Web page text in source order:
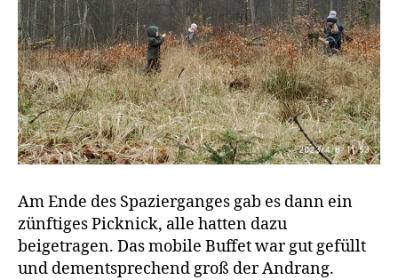
Am Ende des Spazierganges gab es dann ein
zünftiges Picknick, alle hatten dazu
beigetragen. Das mobile Buffet war gut gefüllt
und dementsprechend groß der Andrang.